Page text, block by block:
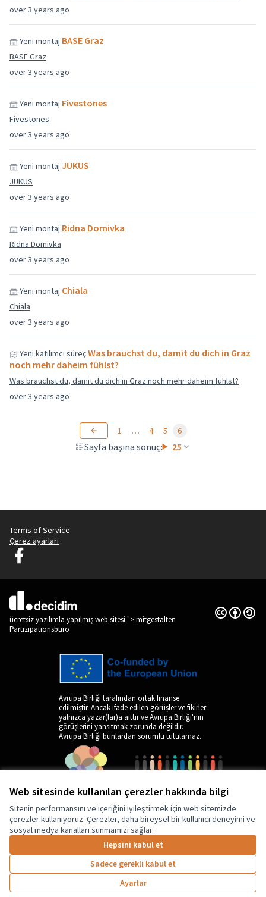
Web sitesinde kullanılan çerezler hakkında bilgi
Sitenin performansını ve içeriğini iyileştirmek için web sitemizde
çerezler kullanıyoruz. Çerezler, daha bireysel bir kullanıcı deneyimi ve
sosyal medya kanalları sunmamızı sağlar.
Hepsini kabul et
Sadece gerekli kabul et
Ayarlar
over 3 years ago
over 3 years ago
Yeni montaj BASE Graz
BASE Graz
over 3 years ago
Yeni montaj Fivestones
Fivestones
over 3 years ago
Yeni montaj JUKUS
JUKUS
over 3 years ago
Yeni montaj Ridna Domivka
Ridna Domivka
over 3 years ago
Yeni montaj Chiala
Chiala
over 3 years ago
Yeni katılımcı süreçWas brauchst du, damit du dich in Graz
noch mehr daheim fühlst?
Was brauchst du, damit du dich in Graz noch mehr daheim fühlst?
Sayfa başına sonuç: 25
1 … 4 5 6
Terms of Service
Çerez ayarları
Graz Gemeinsam Gestalten Facebook'ta
(Dış bağlantı)
ücretsiz yazılımla yapılmış web sitesi "> mitgestalten
Partizipationsbüro
Creative
(Dış
Avrupa Birliği tarafından ortak finanse
edilmiştir. Ancak ifade edilen görüşler ve fikirler
yalnızca yazar(lar)a aittir ve Avrupa Birliği'nin
görüşlerini yansıtmak zorunda değildir.
Avrupa Birliği bunlardan sorumlu tutulamaz.
by